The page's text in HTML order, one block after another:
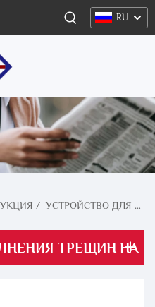
RU
/ УСТРОЙСТВО ДЛЯ ЗАПОЛНЕНИЯ ТРЕЩИН НА ДОРОГАХ
ТРЕЩИН НА